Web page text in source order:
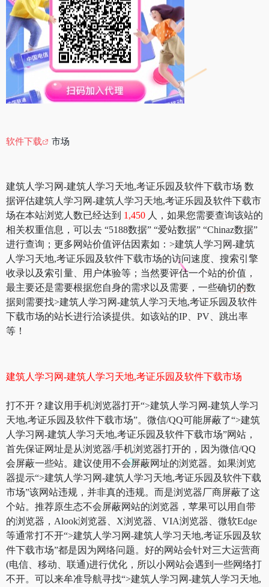
软件下载 市场
建筑人学习网-建筑人学习天地,考证乐园及软件下载市场 数
据评估建筑人学习网-建筑人学习天地,考证乐园及软件下载市
场在本站浏览人数已经达到 1,450 人，如果您需要查询该站的
相关权重信息，可以去 “5188数据” “爱站数据” “Chinaz数据”
进行查询；更多网站价值评估因素如：>建筑人学习网-建筑
人学习天地,考证乐园及软件下载市场的访问速度、搜索引擎
收录以及索引量、用户体验等；当然要评估一个站的价值，
最主要还是需要根据您自身的需求以及需要，一些确切的数
据则需要找>建筑人学习网-建筑人学习天地,考证乐园及软件
下载市场的站长进行洽谈提供。如该站的IP、PV、跳出率
等！
建筑人学习网-建筑人学习天地,考证乐园及软件下载市场
打不开？建议用手机浏览器打开“>建筑人学习网-建筑人学习
天地,考证乐园及软件下载市场”。微信/QQ可能屏蔽了“>建筑
人学习网-建筑人学习天地,考证乐园及软件下载市场”网站，
首先保证网址是从浏览器/手机浏览器打开的，因为微信/QQ
会屏蔽一些站。建议使用不会屏蔽网址的浏览器。如果浏览
器提示“>建筑人学习网-建筑人学习天地,考证乐园及软件下载
市场”该网站违规，并非真的违规。而是浏览器厂商屏蔽了这
个站。推荐原生态不会屏蔽网站的浏览器，苹果可以用自带
的浏览器，Alook浏览器、X浏览器、VIA浏览器、微软Edge
等通常打不开“>建筑人学习网-建筑人学习天地,考证乐园及软
件下载市场”都是因为网络问题。好的网站会针对三大运营商
(电信、移动、联通)进行优化，所以小网站会遇到一些网络打
不开。可以来牟准导航寻找“>建筑人学习网-建筑人学习天地,